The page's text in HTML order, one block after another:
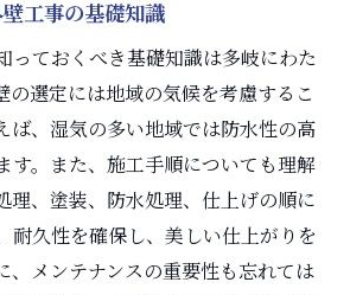
工事の基礎知識
っておくべき基礎知識は多岐にわた
の選定には地域の気候を考慮するこ
ば、湿気の多い地域では防水性の高
す。また、施工手順についても理解
理、塗装、防水処理、仕上げの順に
耐久性を確保し、美しい仕上がりを
、メンテナンスの重要性も忘れては